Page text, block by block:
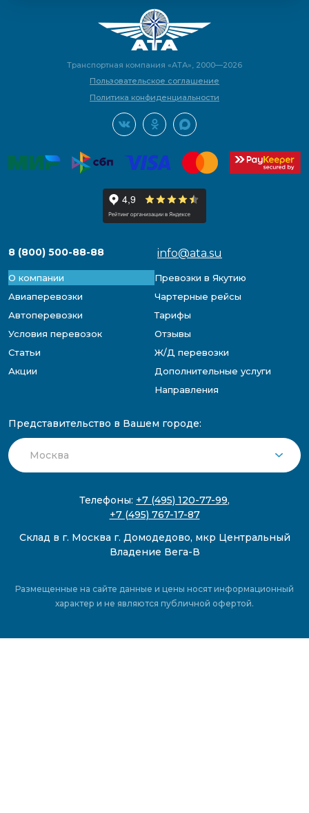
Транспортная компания «АТА», 2000—2026
Пользовательское соглашение
Политика конфиденциальности
8 (800) 500-88-88 info@ata.su
О компании
Превозки в Якутию
Авиаперевозки
Чартерные рейсы
Автоперевозки
Тарифы
Условия перевозок
Отзывы
Статьи
Ж/Д перевозки
Акции
Дополнительные услуги
Направления
Представительство в Вашем городе:
Телефоны: +7 (495) 120-77-99,
+7 (495) 767-17-87
Склад в г. Москва г. Домодедово, мкр Центральный
Владение Вега-В
Размещенные на сайте данные и цены носят информационный
характер и не являются публичной офертой.